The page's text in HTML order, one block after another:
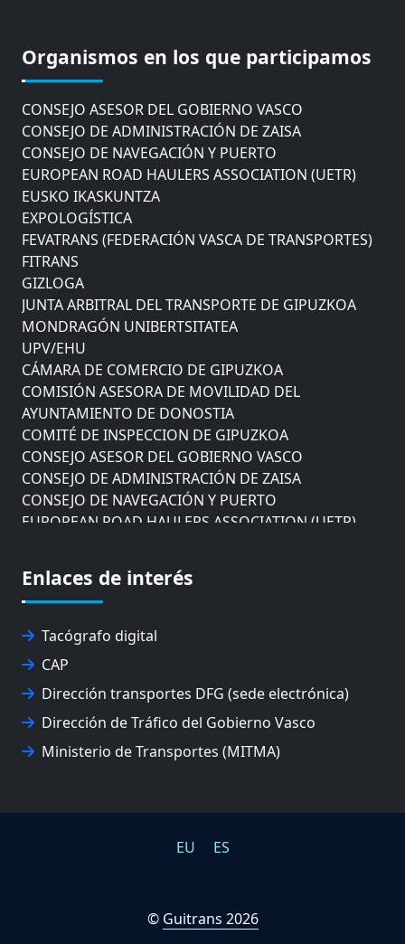
Organismos en los que participamos
AYUNTAMIENTO DE DONOSTIA
COMITÉ DE INSPECCION DE GIPUZKOA
CONSEJO ASESOR DEL GOBIERNO VASCO
CONSEJO DE ADMINISTRACIÓN DE ZAISA
CONSEJO DE NAVEGACIÓN Y PUERTO
EUROPEAN ROAD HAULERS ASSOCIATION (UETR)
EUSKO IKASKUNTZA
EXPOLOGÍSTICA
FEVATRANS (FEDERACIÓN VASCA DE TRANSPORTES)
FITRANS
GIZLOGA
JUNTA ARBITRAL DEL TRANSPORTE DE GIPUZKOA
MONDRAGÓN UNIBERTSITATEA
UPV/EHU
CÁMARA DE COMERCIO DE GIPUZKOA
COMISIÓN ASESORA DE MOVILIDAD DEL
AYUNTAMIENTO DE DONOSTIA
COMITÉ DE INSPECCION DE GIPUZKOA
CONSEJO ASESOR DEL GOBIERNO VASCO
CONSEJO DE ADMINISTRACIÓN DE ZAISA
CONSEJO DE NAVEGACIÓN Y PUERTO
EUROPEAN ROAD HAULERS ASSOCIATION (UETR)
FEVATRANS (FEDERACIÓN VASCA DE TRANSPORTES)
FITRANS
JUNTA ARBITRAL DEL TRANSPORTE DE GIPUZKOA
MONDRAGÓN UNIBERTSITATEA
UPV/EHU
Enlaces de interés
Tacógrafo digital
CAP
Dirección transportes DFG (sede electrónica)
Dirección de Tráfico del Gobierno Vasco
Ministerio de Transportes (MITMA)
EU ES
© Guitrans 2026